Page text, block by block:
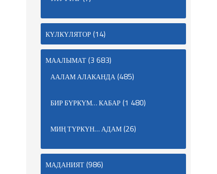
КҮЛКҮЛЯТОР(14)
МААЛЫМАТ(3 683)
ААЛАМ АЛАКАНДА(485)
БИР БҮРКҮМ… КАБАР(1 480)
МИҢ ТҮРКҮН… АДАМ(26)
МАДАНИЯТ(986)